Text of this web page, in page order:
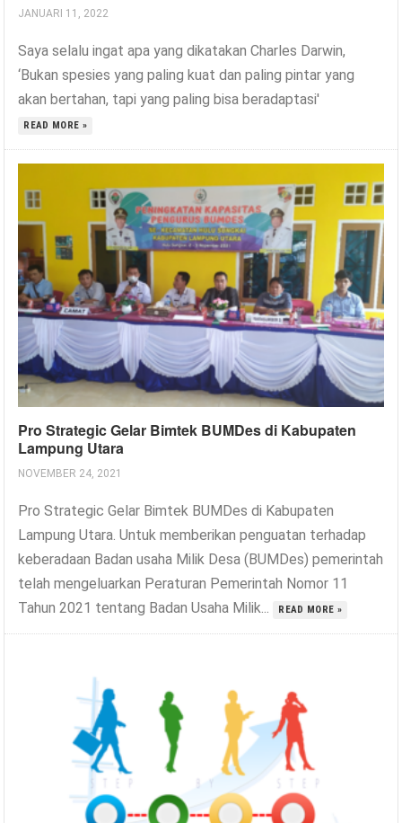
JANUARI 11, 2022
Saya selalu ingat apa yang dikatakan Charles Darwin,
‘Bukan spesies yang paling kuat dan paling pintar yang
akan bertahan, tapi yang paling bisa beradaptasi'
READ MORE »
Pro Strategic Gelar Bimtek BUMDes di Kabupaten
Lampung Utara
NOVEMBER 24, 2021
Pro Strategic Gelar Bimtek BUMDes di Kabupaten
Lampung Utara. Untuk memberikan penguatan terhadap
keberadaan Badan usaha Milik Desa (BUMDes) pemerintah
telah mengeluarkan Peraturan Pemerintah Nomor 11
Tahun 2021 tentang Badan Usaha Milik...
READ MORE »